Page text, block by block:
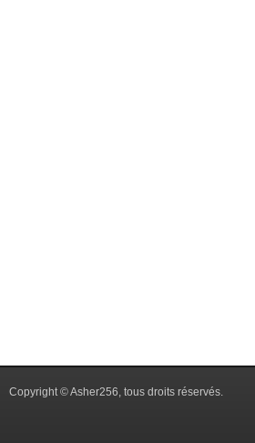
Copyright © Asher256, tous droits réservés.